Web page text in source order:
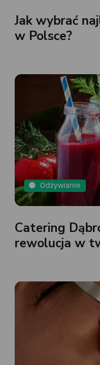
Jak wybrać
w Polsce?
Odżywianie
Catering
rewolucja w